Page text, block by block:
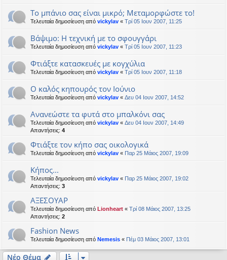
Το μπάνιο σας είναι μικρό; Μεταμορφώστε το!
Τελευταία δημοσίευση από vickylav « Τρί 05 Ιουν 2007, 11:25
Βάψιμο: Η τεχνική με το σφουγγάρι
Τελευταία δημοσίευση από vickylav « Τρί 05 Ιουν 2007, 11:23
Φτιάξτε κατασκευές με κογχύλια
Τελευταία δημοσίευση από vickylav « Τρί 05 Ιουν 2007, 11:18
Ο καλός κηπουρός τον Ιούνιο
Τελευταία δημοσίευση από vickylav « Δευ 04 Ιουν 2007, 14:52
Aνανεώστε τα φυτά στο μπαλκόνι σας
Τελευταία δημοσίευση από vickylav « Δευ 04 Ιουν 2007, 14:49
Απαντήσεις: 4
Φτιάξτε τον κήπο σας οικολογικά
Τελευταία δημοσίευση από vickylav « Παρ 25 Μάιος 2007, 19:09
Κήπος...
Τελευταία δημοσίευση από vickylav « Παρ 25 Μάιος 2007, 19:02
Απαντήσεις: 3
ΑΞΕΣΟΥΑΡ
Τελευταία δημοσίευση από Lionheart « Τρί 08 Μάιος 2007, 13:25
Απαντήσεις: 2
Fashion News
Τελευταία δημοσίευση από Nemesis « Πέμ 03 Μάιος 2007, 13:01
Νέο Θέμα